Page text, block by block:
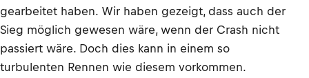
gearbeitet haben. Wir haben gezeigt, dass auch der
Sieg möglich gewesen wäre, wenn der Crash nicht
passiert wäre. Doch dies kann in einem so
turbulenten Rennen wie diesem vorkommen.